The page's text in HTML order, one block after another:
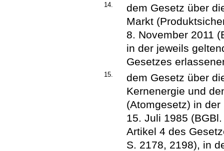
14.
dem Gesetz über
Markt
8. November 2011
in der jeweils
Gesetzes
15.
dem Gesetz über
Kernenergie und
(Atomgesetz) in
15. Juli 1985
Artikel 4 des
S. 2178, 2198), in